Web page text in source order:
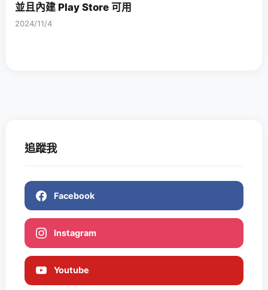
並且內建 Play Store 可用
2024/11/4
追蹤我
Facebook
Instagram
Youtube